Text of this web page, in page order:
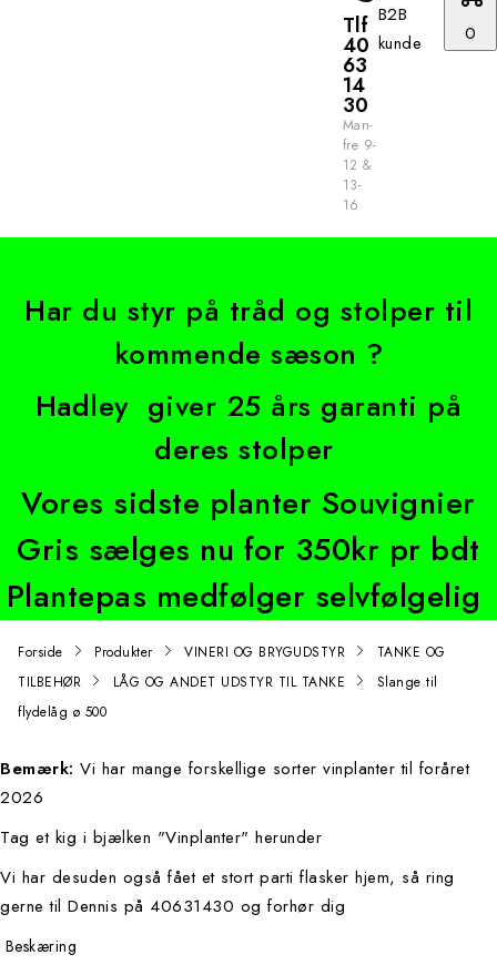
Tlf
40
63
14
30
Man-
fre 9-
12 &
13-
16
B2B
kunde
0
Har du styr på tråd og stolper til
kommende sæson ?
Hadley giver 25 års garanti på
deres stolper
Vores sidste planter Souvignier
Gris sælges nu for 350kr pr bdt
Plantepas medfølger selvfølgelig
Forside Produkter VINERI OG BRYGUDSTYR
TANKE OG
TILBEHØR
LÅG OG ANDET UDSTYR TIL TANKE
Slange til
flydelåg ø 500
Bemærk: Vi har mange forskellige sorter vinplanter til foråret
2026
Tag et kig i bjælken "Vinplanter" herunder
Vi har desuden også fået et stort parti flasker hjem, så ring
gerne til Dennis på 40631430 og forhør dig
Beskæring